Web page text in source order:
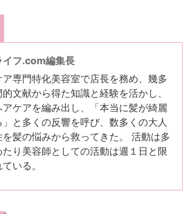
イフ.com編集長
ア専門特化美容室で店長を務め、幾多
文献から得た知識と経験を活かし、
アケアを編み出し、「本当に髪が綺麗
」と多くの反響を呼び、数多くの大人
を髪の悩みから救ってきた。 活動は多
たり美容師としての活動は週１日と限
いる。